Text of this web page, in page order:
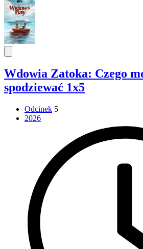
Wdowia Zatoka: Czego
spodziewać 1x5
Odcinek 5
2026